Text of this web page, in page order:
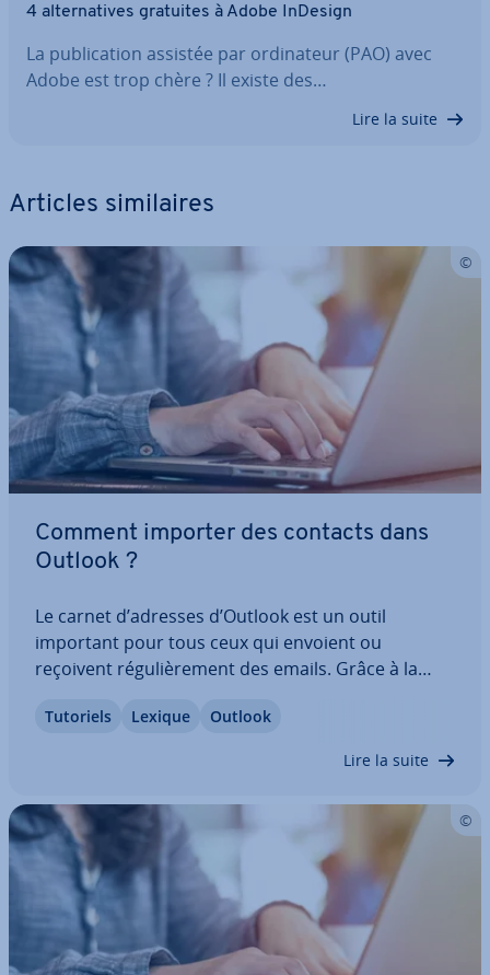
4 al­ter­na­tives gratuites à Adobe InDesign
La pu­bli­ca­tion assistée par or­di­na­teur (PAO) avec
Adobe est trop chère ? Il existe des…
Lire la suite
Articles si­mi­laires
Comment importer des contacts dans
Outlook ?
Le carnet d’adresses d’Outlook est un outil
important pour tous ceux qui envoient ou
reçoivent ré­gu­liè­re­ment des emails. Grâce à la
contacts ou en ajouter de nouveaux après une
Tutoriels Lexique Outlook
Lire la suite